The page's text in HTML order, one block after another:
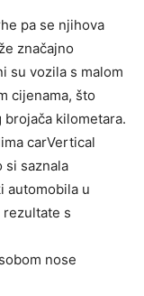
pa se njihova
značajno
su vozila s malom
cijenama, što
kilometara.
carVertical
si saznala
automobila u
s
nose